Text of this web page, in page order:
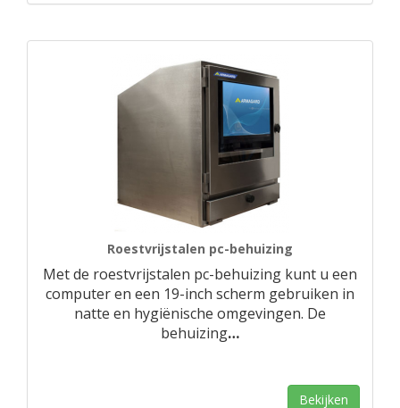
Roestvrijstalen pc-behuizing
Met de roestvrijstalen pc-behuizing kunt u een
computer en een 19-inch scherm gebruiken in
natte en hygiënische omgevingen. De
behuizing…
Bekijken